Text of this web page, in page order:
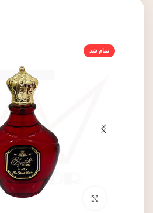
تمام شد
برای بزرگنمایی کلیک کنید